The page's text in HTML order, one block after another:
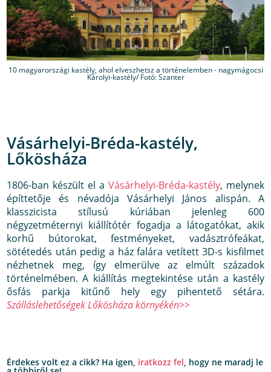
10 magyarországi kastély, ahol elveszhetsz a történelemben - nagymágocsi
Károlyi-kastély/ Fotó: Szanter
Vásárhelyi-Bréda-kastély,
Lőkösháza
1806-ban készült el a Vásárhelyi-Bréda-kastély, melynek
építtetője és névadója Vásárhelyi János alispán. A
klasszicista stílusú kúriában jelenleg 600
négyzetméternyi kiállítótér fogadja a látogatókat, akik
korhű bútorokat, festményeket, vadásztrófeákat,
sötétedés után pedig a ház falára vetített 3D-s kisfilmet
nézhetnek meg, így elmerülve az elmúlt századok
történelmében. A kiállítás megtekintése után a kastély
ősfás parkja kitűnő hely egy pihentető sétára.
Szálláslehetőségek Lőkösháza környékén>>
Érdekes volt ez a cikk? Ha igen, iratkozz fel, hogy ne maradj le